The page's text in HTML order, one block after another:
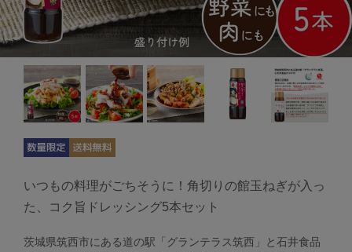
いつもの料理がごちそうに！角切りの館玉ねぎが入っ
た、コク旨ドレッシング5本セット
茨城県筑西市にある道の駅「グランテラス筑西」と石井食品